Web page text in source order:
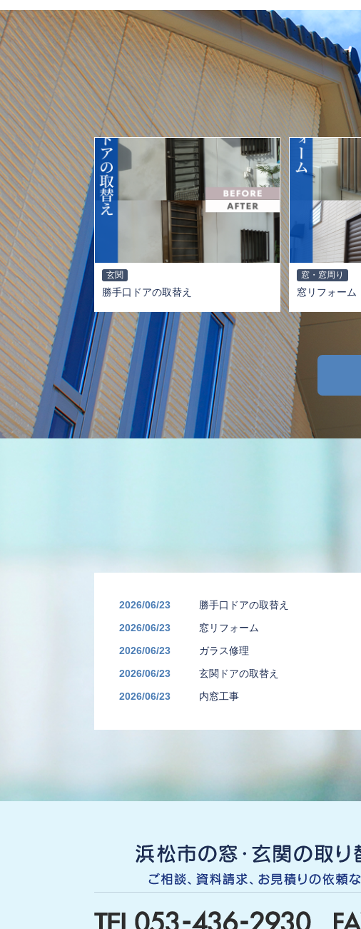
玄関
勝手口ドアの取替え
窓・窓周り
窓リフォーム
2026/06/23
勝手口ドアの取替え
2026/06/23
窓リフォーム
2026/06/23
ガラス修理
2026/06/23
玄関ドアの取替え
2026/06/23
内窓工事